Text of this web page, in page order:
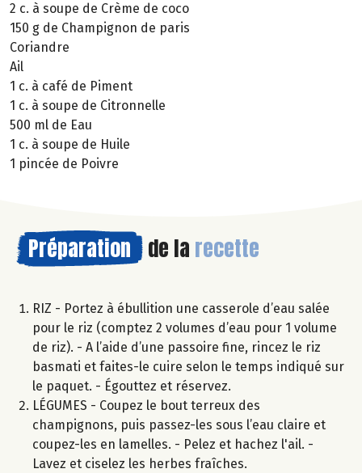
2 c. à soupe de Crème de coco
150 g de Champignon de paris
Coriandre
Ail
1 c. à café de Piment
1 c. à soupe de Citronnelle
500 ml de Eau
1 c. à soupe de Huile
1 pincée de Poivre
Préparation de la recette
RIZ - Portez à ébullition une casserole d’eau salée
pour le riz (comptez 2 volumes d’eau pour 1 volume
de riz). - A l’aide d’une passoire fine, rincez le riz
basmati et faites-le cuire selon le temps indiqué sur
le paquet. - Égouttez et réservez.
LÉGUMES - Coupez le bout terreux des
champignons, puis passez-les sous l’eau claire et
coupez-les en lamelles. - Pelez et hachez l'ail. -
Lavez et ciselez les herbes fraîches.